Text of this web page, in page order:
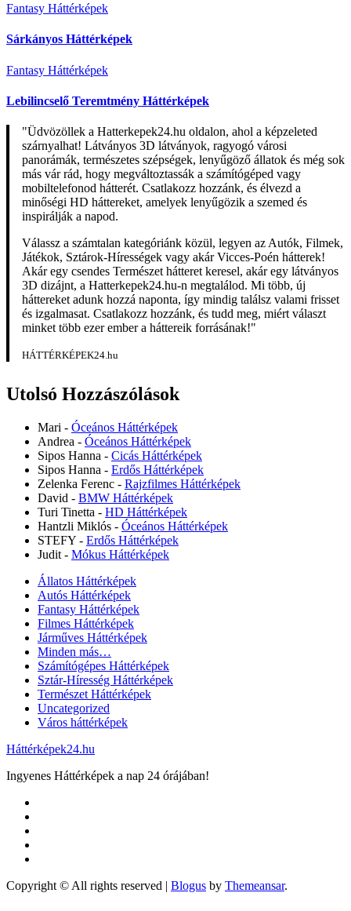
Fantasy Háttérképek
Sárkányos Háttérképek
Fantasy Háttérképek
Lebilincselő Teremtmény Háttérképek
"Üdvözöllek a Hatterkepek24.hu oldalon, ahol a képzeleted
szárnyalhat! Látványos 3D látványok, ragyogó városi
panorámák, természetes szépségek, lenyűgöző állatok és még sok
más vár rád, hogy megváltoztassák a számítógéped vagy
mobiltelefonod hátterét. Csatlakozz hozzánk, és élvezd a
minőségi HD háttereket, amelyek lenyűgözik a szemed és
inspirálják a napod.
Válassz a számtalan kategóriánk közül, legyen az Autók, Filmek,
Játékok, Sztárok-Hírességek vagy akár Vicces-Poén hátterek!
Akár egy csendes Természet hátteret keresel, akár egy látványos
3D dizájnt, a Hatterkepek24.hu-n megtalálod. Mi több, új
háttereket adunk hozzá naponta, így mindig találsz valami frisset
és izgalmasat. Csatlakozz hozzánk, és tudd meg, miért választ
minket több ezer ember a háttereik forrásának!"
HÁTTÉRKÉPEK24.hu
Utolsó Hozzászólások
Mari - Óceános Háttérképek
Andrea - Óceános Háttérképek
Sipos Hanna - Cicás Háttérképek
Sipos Hanna - Erdős Háttérképek
Zelenka Ferenc - Rajzfilmes Háttérképek
David - BMW Háttérképek
Turi Tinetta - HD Háttérképek
Hantzli Miklós - Óceános Háttérképek
STEFY - Erdős Háttérképek
Judit - Mókus Háttérképek
Állatos Háttérképek
Autós Háttérképek
Fantasy Háttérképek
Filmes Háttérképek
Járműves Háttérképek
Minden más…
Számítógépes Háttérképek
Sztár-Híresség Háttérképek
Természet Háttérképek
Uncategorized
Város háttérképek
Háttérképek24.hu
Ingyenes Háttérképek a nap 24 órájában!
Copyright © All rights reserved | Blogus by Themeansar.